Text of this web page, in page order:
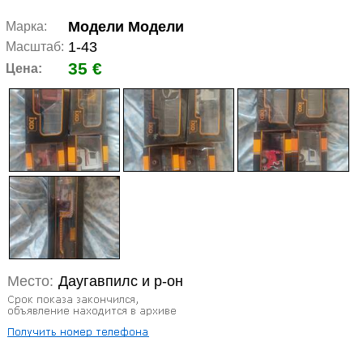
Марка: Модели Модели
Масштаб: 1-43
Цена: 35 €
Место: Даугавпилс и р-он